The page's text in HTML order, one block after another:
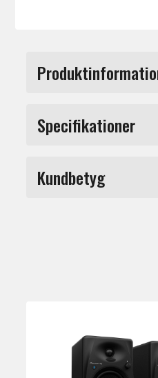
Baselement
Class D-
Specifikationer
Kundbetyg